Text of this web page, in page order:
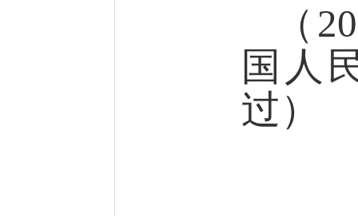
（
国人
过）